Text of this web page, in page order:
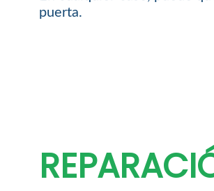
puerta.